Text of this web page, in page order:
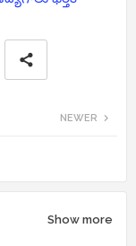
NEWER
Show more